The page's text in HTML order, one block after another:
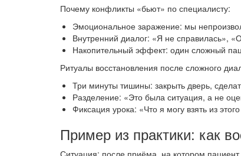
Почему конфликты «бьют» по специалисту:
Эмоциональное заражение: мы
Внутренний диалог: «Я не справилась»,
Накопительный эффект: один сложный
Ритуалы восстановления после сложного
Три минуты тишины: закрыть дверь,
Разделение: «Это была ситуация, а не
Фиксация урока: «Что я могу взять из
Пример из практики: как
Ситуация: после приёма, на котором